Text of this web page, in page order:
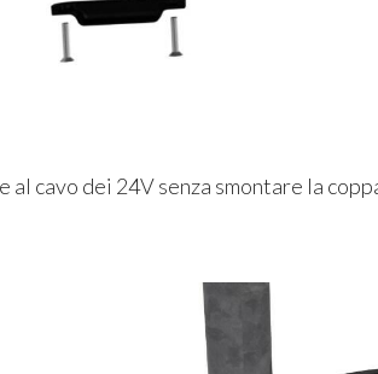
al cavo dei 24V senza smontare la